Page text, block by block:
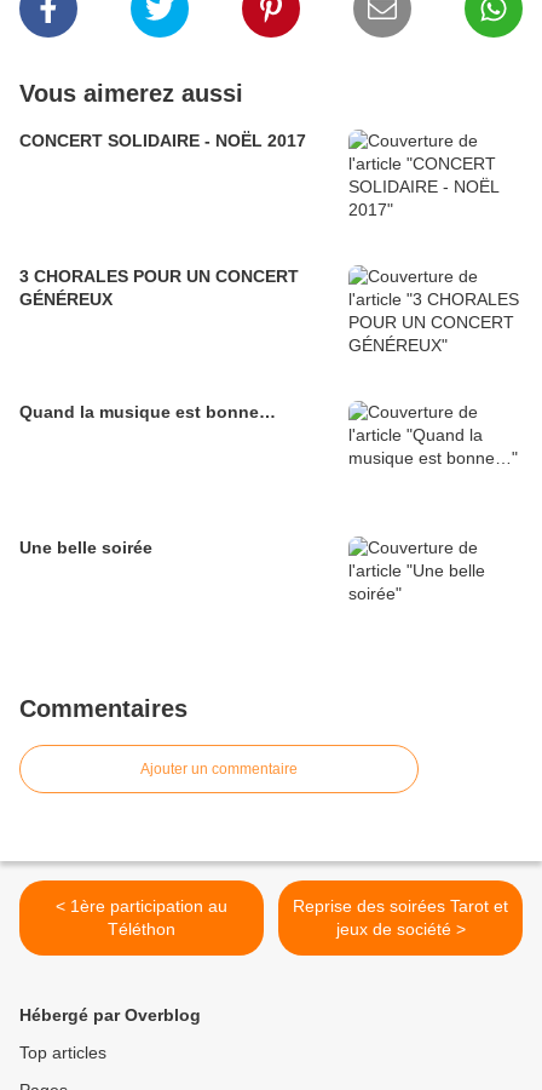
Vous aimerez aussi
CONCERT SOLIDAIRE - NOËL 2017
3 CHORALES POUR UN CONCERT
GÉNÉREUX
Quand la musique est bonne…
Une belle soirée
Commentaires
Ajouter un commentaire
< 1ère participation au
Téléthon
Reprise des soirées Tarot et
jeux de société >
Hébergé par Overblog
Top articles